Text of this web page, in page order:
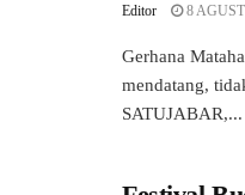
Editor 8
Gerhana
mendatang,
SATUJABAR,...